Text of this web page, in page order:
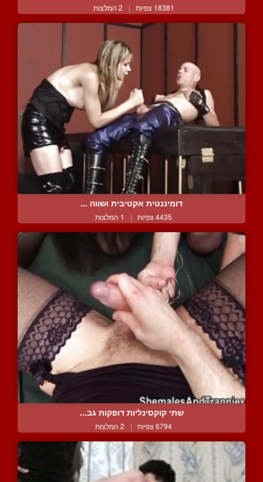
18381 צפיות | 2 המלצות
דומיננטית אקטיבית ושווה ...
4435 צפיות | 1 המלצות
שתי קוקסינליות דופקות גב...
6794 צפיות | 2 המלצות